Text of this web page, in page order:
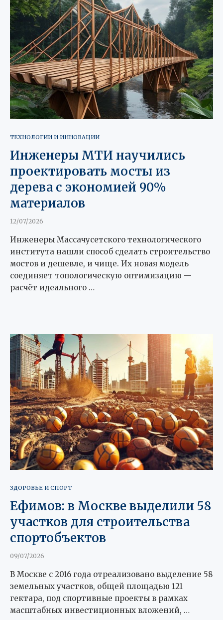
ТЕХНОЛОГИИ И ИННОВАЦИИ
Инженеры МТИ научились
проектировать мосты из
дерева с экономией 90%
материалов
12/07/2026
Инженеры Массачусетского технологического
института нашли способ сделать строительство
мостов и дешевле, и чище. Их новая модель
соединяет топологическую оптимизацию —
расчёт идеального …
ЗДОРОВЬЕ И СПОРТ
Ефимов: в Москве выделили 58
участков для строительства
спортобъектов
09/07/2026
В Москве с 2016 года отреализовано выделение 58
земельных участков, общей площадью 121
гектара, под спортивные проекты в рамках
масштабных инвестиционных вложений, …